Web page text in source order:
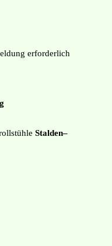
erforderlich
Stalden–